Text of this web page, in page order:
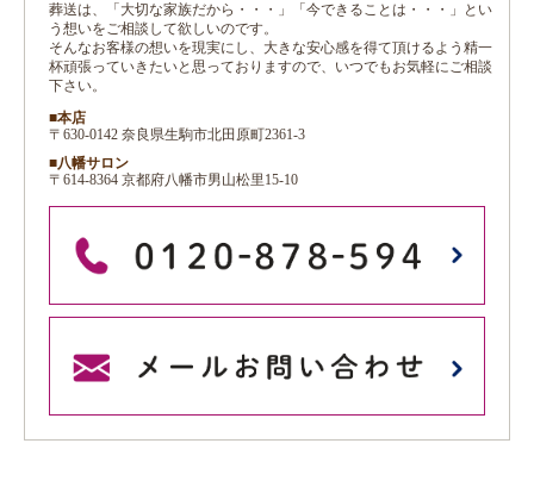
葬送は、「大切な家族だから・・・」「今できることは・・・」とい
う想いをご相談して欲しいのです。
そんなお客様の想いを現実にし、大きな安心感を得て頂けるよう精一
杯頑張っていきたいと思っておりますので、いつでもお気軽にご相談
下さい。
■本店
〒630-0142 奈良県生駒市北田原町2361-3
■八幡サロン
〒614-8364 京都府八幡市男山松里15-10